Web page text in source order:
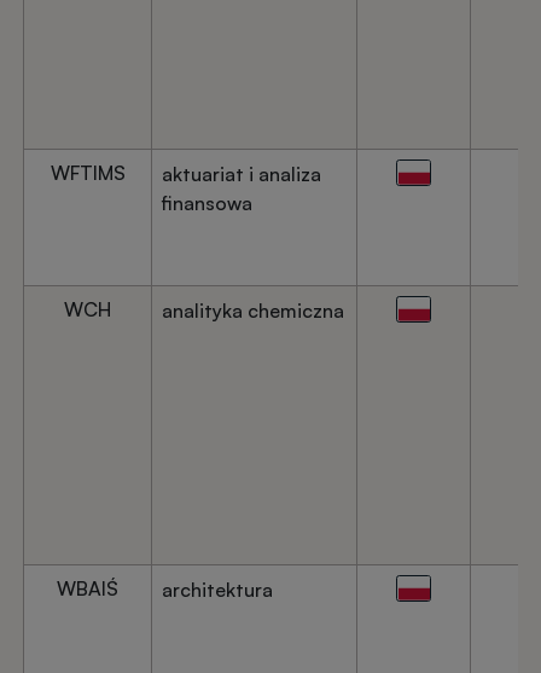
WFTIMS
aktuariat i analiza
finansowa
WCH analityka chemiczna
WBAIŚ architektura